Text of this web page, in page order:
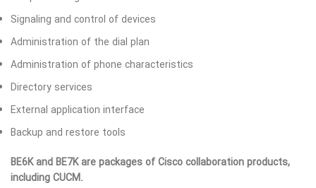
Signaling and control of devices
Administration of the dial plan
Administration of phone characteristics
Directory services
External application interface
Backup and restore tools
BE6K and BE7K are packages of Cisco collaboration products,
including CUCM.